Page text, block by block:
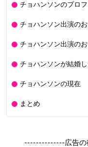
チョハンソンのプロ
チョハンソン出演の
チョハンソン出演の
チョハンソンが結婚
チョハンソンの現在
まとめ
--------------広告の